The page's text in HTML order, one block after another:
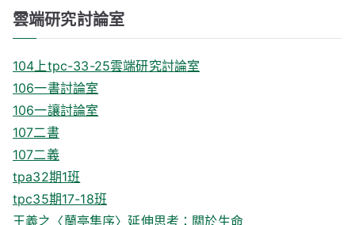
雲端研究討論室
104上tpc-33-25雲端研究討論室
106一書討論室
106一讓討論室
107二書
107二義
tpa32期1班
tpc35期17-18班
王義之〈蘭亭集序〉延伸思考：關於生命